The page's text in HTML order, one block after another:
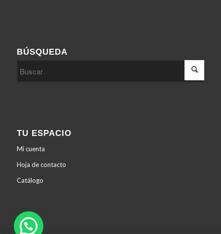
BÚSQUEDA
TU ESPACIO
Mi cuenta
Hoja de contacto
Catálogo